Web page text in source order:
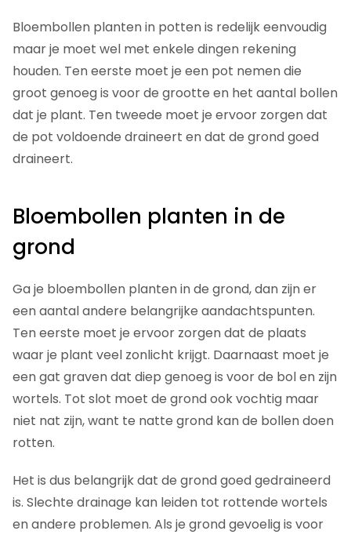
Bloembollen planten in potten is redelijk eenvoudig
maar je moet wel met enkele dingen rekening
houden. Ten eerste moet je een pot nemen die
groot genoeg is voor de grootte en het aantal bollen
dat je plant. Ten tweede moet je ervoor zorgen dat
de pot voldoende draineert en dat de grond goed
draineert.
Bloembollen planten in de
grond
Ga je bloembollen planten in de grond, dan zijn er
een aantal andere belangrijke aandachtspunten.
Ten eerste moet je ervoor zorgen dat de plaats
waar je plant veel zonlicht krijgt. Daarnaast moet je
een gat graven dat diep genoeg is voor de bol en zijn
wortels. Tot slot moet de grond ook vochtig maar
niet nat zijn, want te natte grond kan de bollen doen
rotten.
Het is dus belangrijk dat de grond goed gedraineerd
is. Slechte drainage kan leiden tot rottende wortels
en andere problemen. Als je grond gevoelig is voor